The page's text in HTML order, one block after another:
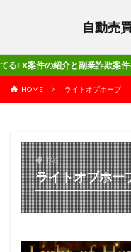
自動売
介と副業詐欺案件をぶっ叩き
HOME ライトオブホープ
TAG
ライトオブホー